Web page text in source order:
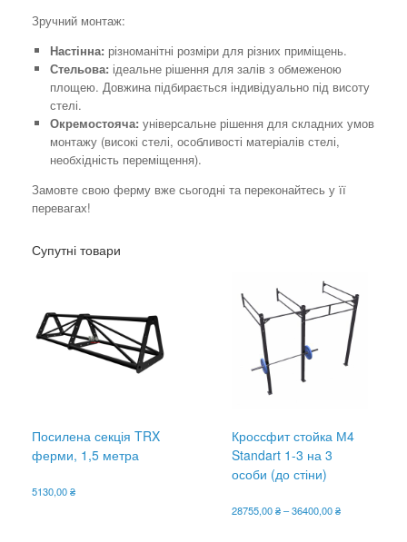
Зручний монтаж:
Настінна: різноманітні розміри для різних приміщень.
Стельова: ідеальне рішення для залів з обмеженою
площею. Довжина підбирається індивідуально під висоту
стелі.
Окремостояча: універсальне рішення для складних умов
монтажу (високі стелі, особливості матеріалів стелі,
необхідність переміщення).
Замовте свою ферму вже сьогодні та переконайтесь у її
перевагах!
Супутні товари
Посилена секція TRX
ферми, 1,5 метра
5130,00₴
Кроссфит стойка М4
Standart 1-3 на 3
особи (до стіни)
28755,00₴ –36400,00₴Діапазон